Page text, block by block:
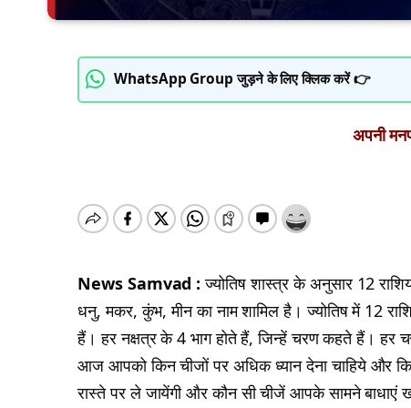
WhatsApp Group जुड़ने के लिए क्लिक करें 👉
अपनी
News Samvad : ज्योतिष शास्त्र के अनुसार 12
धनु, मकर, कुंभ, मीन का नाम शामिल है। ज्योतिष में 12
हैं। हर नक्षत्र के 4 भाग होते हैं, जिन्हें चरण कहते हैं। हर
आज आपको किन चीजों पर अधिक ध्यान देना चाहिये और
रास्ते पर ले जायेंगी और कौन सी चीजें आपके सामने बाधाएं